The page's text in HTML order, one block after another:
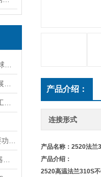
产品介绍：
连接形式
产品名称：2520法兰
产品介绍：
2520高温法兰310S